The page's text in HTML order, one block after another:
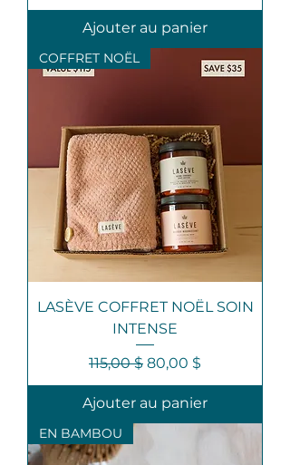
Ajouter au panier
COFFRET NOËL
LASÈVE COFFRET NOËL SOIN
INTENSE
Prix original
115,00 $ Prix promotionnel
80,00 $
Ajouter au panier
EN BAMBOU